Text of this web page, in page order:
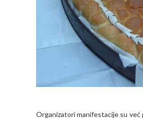
Organizatori manifestacije su već